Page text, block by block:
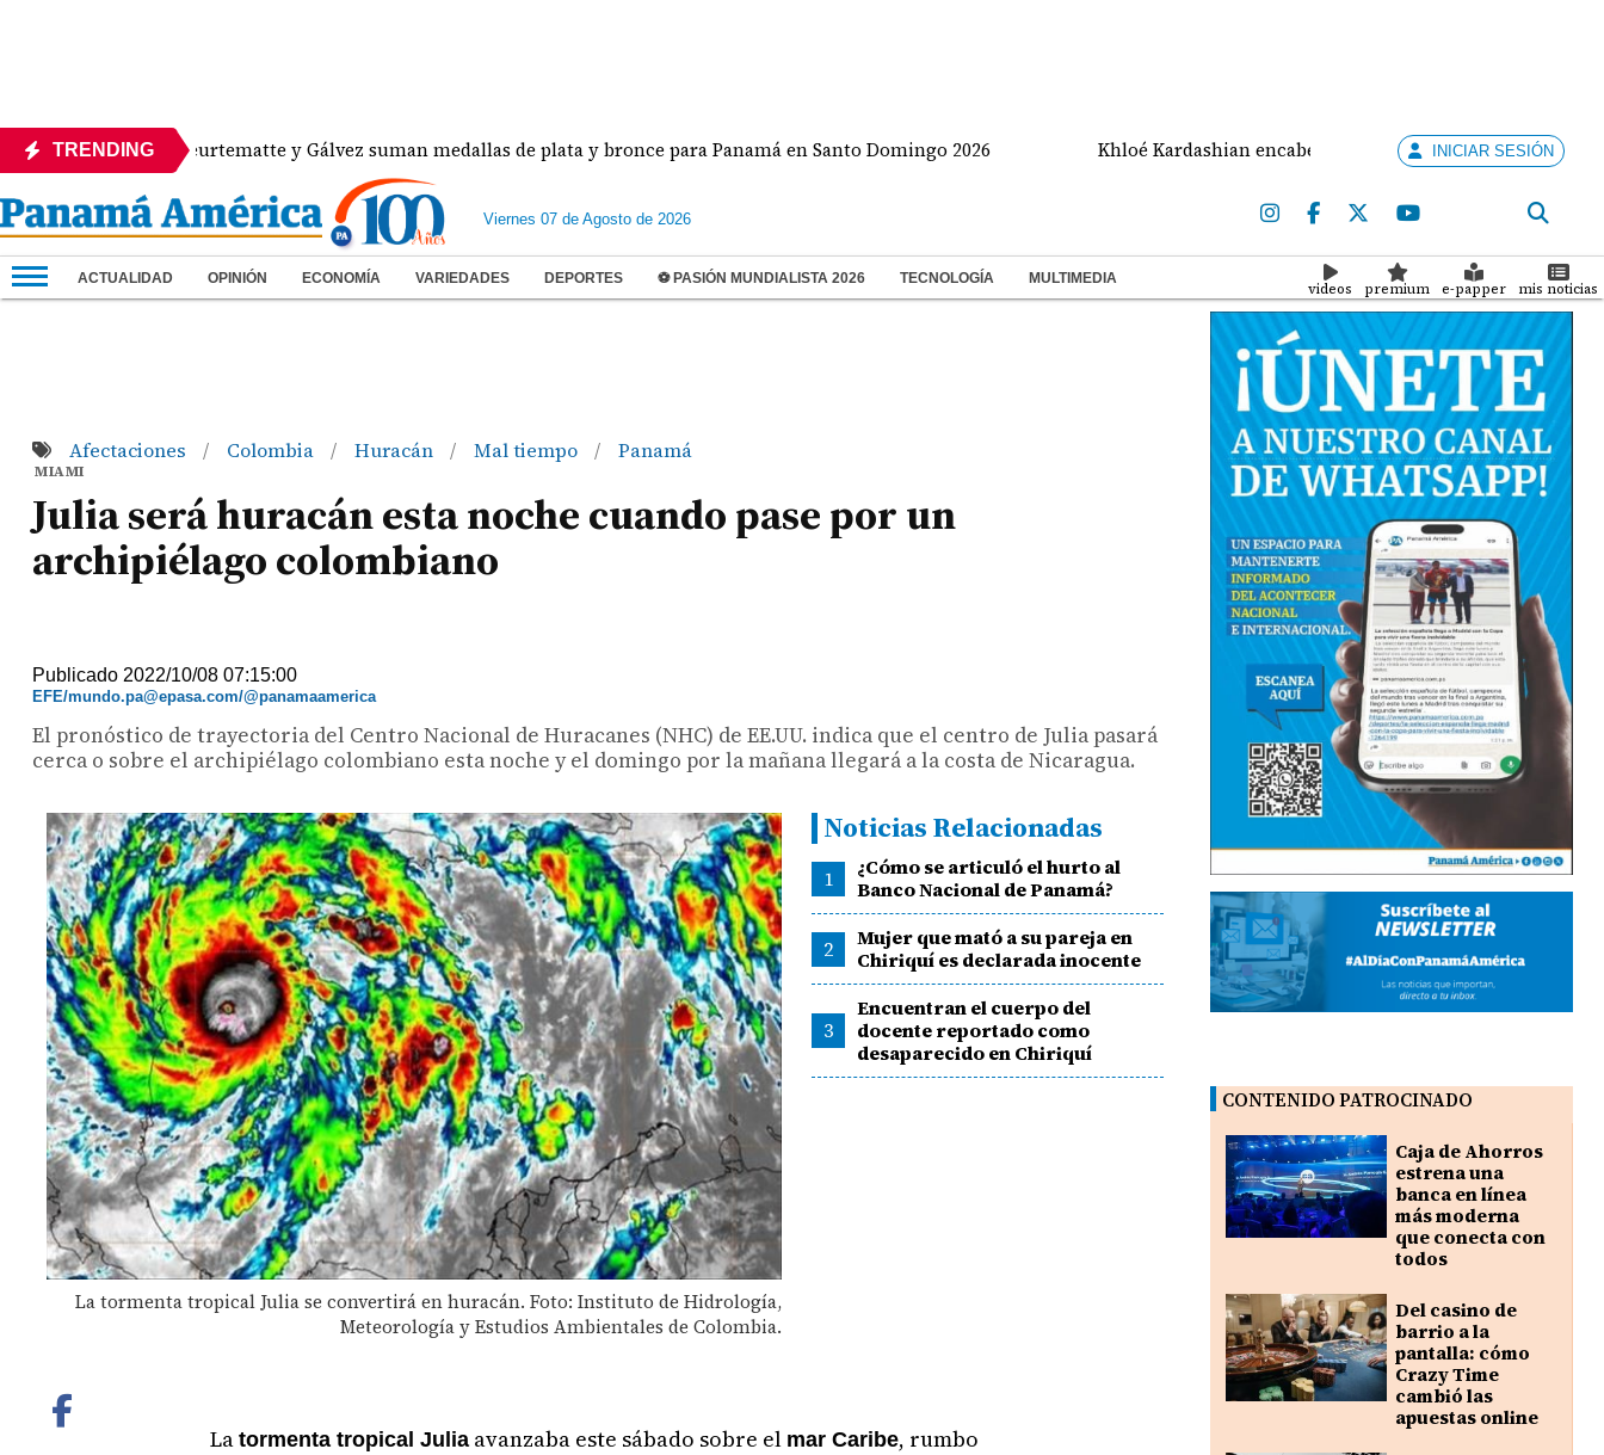
TRENDINGHeurtematte y Gálvez suman medallas de plata y bronce para Panamá en Santo Domingo 2026 Khloé Kardashian encabeza un nuevo programa de telerrealidad
INICIAR SESIÓN
Viernes 07 de Agosto de 2026
ACTUALIDAD OPINIÓN ECONOMÍA VARIEDADES DEPORTES ⚽ PASIÓN MUNDIALISTA 2026 TECNOLOGÍA MULTIMEDIA
videos premium e-papper mis noticias
Afectaciones / Colombia / Huracán / Mal tiempo / Panamá
MIAMI
Julia será huracán esta noche cuando pase por un
archipiélago colombiano
Publicado 2022/10/08 07:15:00
EFE/mundo.pa@epasa.com/@panamaamerica
El pronóstico de trayectoria del Centro Nacional de Huracanes (NHC) de EE.UU. indica que el centro de Julia pasará
cerca o sobre el archipiélago colombiano esta noche y el domingo por la mañana llegará a la costa de Nicaragua.
La tormenta tropical Julia se convertirá en huracán. Foto: Instituto de Hidrología,
Meteorología y Estudios Ambientales de Colombia.
Noticias Relacionadas
1
¿Cómo se articuló el hurto al
Banco Nacional de Panamá?
2
Mujer que mató a su pareja en
Chiriquí es declarada inocente
3
Encuentran el cuerpo del
docente reportado como
desaparecido en Chiriquí
La tormenta tropical Juliaavanzaba este sábado sobre el mar Caribe, rumbo
CONTENIDO PATROCINADO
Caja de Ahorros
estrena una
banca en línea
más moderna
que conecta con
todos
Del casino de
barrio a la
pantalla: cómo
Crazy Time
cambió las
apuestas online